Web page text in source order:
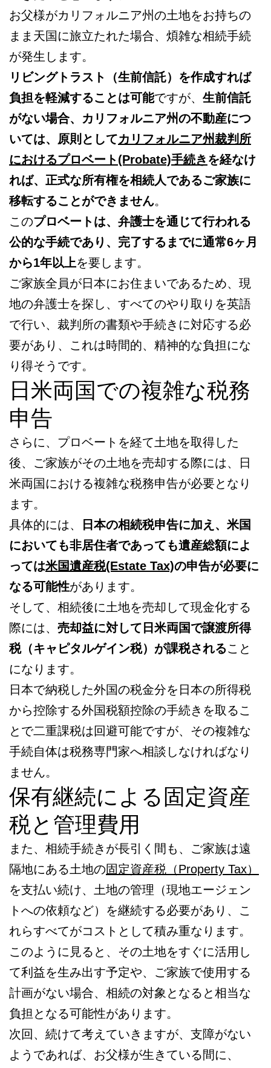
お父様がカリフォルニア州の土地をお持ちの
まま天国に旅立たれた場合、煩雑な相続手続
が発生します。
リビングトラスト（生前信託）を作成すれば
負担を軽減することは可能ですが、 生前信託
がない場合、カリフォルニア州の不動産につ
いては、原則としてカリフォルニア州裁判所
におけるプロベート(Probate)手続き を経なけ
れば、正式な所有権を相続人であるご家族に
移転することができません。
このプロベートは、弁護士を通じて行われる
公的な手続であり、完了するまでに通常6ヶ月
から1年以上を要します。
ご家族全員が日本にお住まいであるため、現
地の弁護士を探し、すべてのやり取りを英語
で行い、裁判所の書類や手続きに対応する必
要があり、これは時間的、精神的な負担にな
り得そうです。
日米両国での複雑な税務
申告
さらに、プロベートを経て土地を取得した
後、ご家族がその土地を売却する際には、日
米両国における複雑な税務申告が必要となり
ます。
具体的には、
日本の相続税申告に加え、米国
においても非居住者であっても遺産総額によ
っては米国遺産税(Estate Tax)の申告が必要に
なる可能性があります。
そして、相続後に土地を売却して現金化する
際には、 売却益に対して日米両国で譲渡所得
税（キャピタルゲイン税）が課税されること
になります。
日本で納税した外国の税金分を日本の所得税
から控除する外国税額控除の手続きを取るこ
とで二重課税は回避可能ですが、その複雑な
手続自体は税務専門家へ相談しなければなり
ません。
保有継続による固定資産
税と管理費用
また、相続手続きが長引く間も、ご家族は遠
隔地にある土地の固定資産税（Property Tax）
を支払い続け、土地の管理（現地エージェン
トへの依頼など）を継続する必要があり、こ
れらすべてがコストとして積み重なります。
このように見ると、その土地をすぐに活用し
て利益を生み出す予定や、ご家族で使用する
計画がない場合、相続の対象となると相当な
負担となる可能性があります。
次回、続けて考えていきますが、支障がない
ようであれば、お父様が生きている間に、